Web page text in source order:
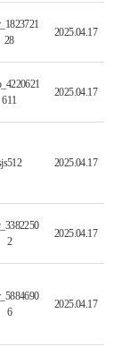
28
2025.04.17
611
2025.04.17
2025.04.17
2
2025.04.17
6
2025.04.17